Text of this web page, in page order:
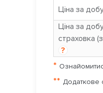
Ціна за
Ціна за
страховка
?
*
** Додаткове